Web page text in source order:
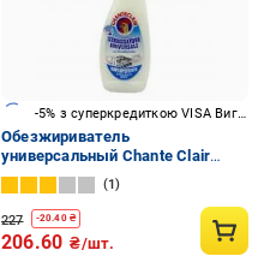
-5% з суперкредиткою VISA Вигода
Обезжириватель
универсальный Chante Clair
Sgrassatore Bicarbonato 0,6 л
1
227 -20.40₴
206.60 ₴/шт.